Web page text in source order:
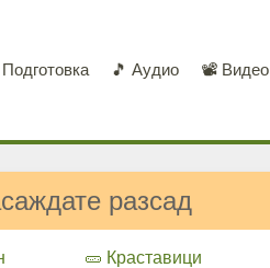
Подготовка 🎵 Аудио 📽️ Видео
разсад
🥒 Краставици